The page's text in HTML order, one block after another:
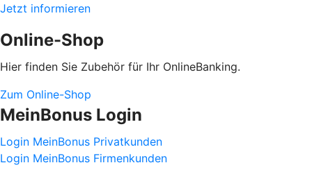
Jetzt informieren
Online-Shop
Hier finden Sie Zubehör für Ihr OnlineBanking.
Zum Online-Shop
MeinBonus Login
Login MeinBonus Privatkunden
Login MeinBonus Firmenkunden